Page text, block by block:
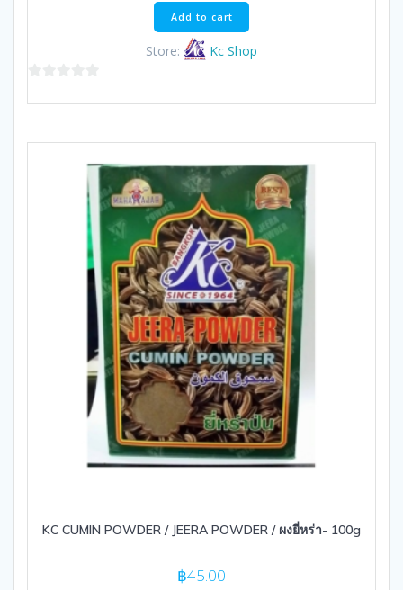
Add to cart
Store: Kc Shop
KC CUMIN POWDER / JEERA POWDER / ผงยี่หร่า- 100g
฿45.00